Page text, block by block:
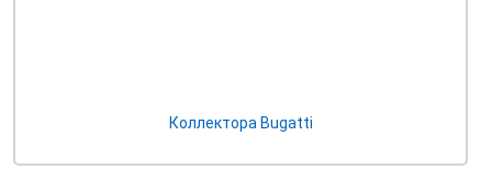
Коллектора Bugatti